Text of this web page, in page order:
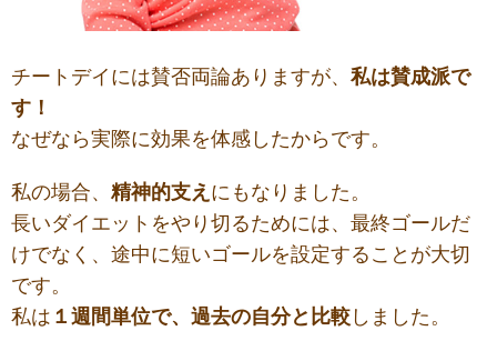
チートデイには賛否両論ありますが、 私は賛成派で
す！
なぜなら実際に効果を体感したからです。
私の場合、 精神的支え にもなりました。
長いダイエットをやり切るためには、最終ゴールだ
けでなく、途中に短いゴールを設定することが大切
です。
私は １週間単位で、過去の自分と比較 しました。